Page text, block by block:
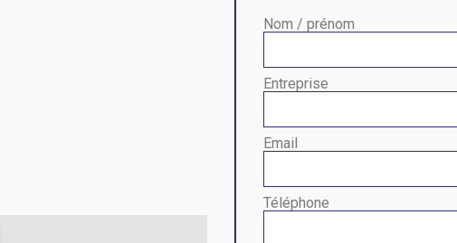
Nom / prénom
Entreprise
Email
Téléphone